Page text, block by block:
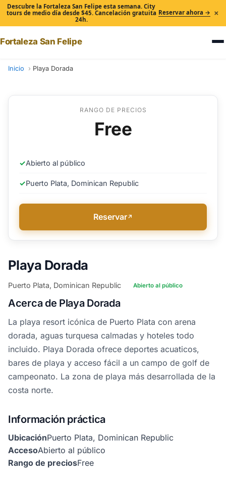
Descubre la Fortaleza San Felipe esta semana. City
tours de medio día desde $45. Cancelación gratuita
24h.
Reservar ahora → ×
Fortaleza San Felipe
Inicio Playa Dorada
Playa Dorada
Puerto Plata, Dominican Republic Abierto al público
Acerca de Playa Dorada
La playa resort icónica de Puerto Plata con arena
dorada, aguas turquesa calmadas y hoteles todo
incluido. Playa Dorada ofrece deportes acuaticos,
bares de playa y acceso fácil a un campo de golf de
campeonato. La zona de playa más desarrollada de la
costa norte.
Información práctica
UbicaciónPuerto Plata, Dominican Republic
AccesoAbierto al público
Rango de preciosFree
RANGO DE PRECIOS
Free
✓Abierto al público
✓Puerto Plata, Dominican Republic
Reservar↗